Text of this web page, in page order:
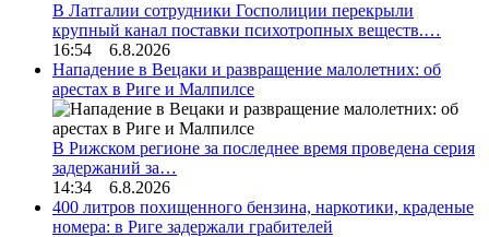
В Латгалии сотрудники Госполиции перекрыли
крупный канал поставки психотропных веществ.…
16:54 6.8.2026
Нападение в Вецаки и развращение малолетних: об
арестах в Риге и Малпилсе
В Рижском регионе за последнее время проведена серия
задержаний за…
14:34 6.8.2026
400 литров похищенного бензина, наркотики, краденые
номера: в Риге задержали грабителей